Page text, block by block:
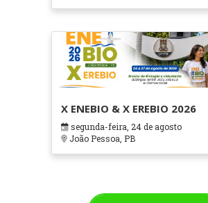
X ENEBIO & X EREBIO 2026
segunda-feira, 24 de agosto
João Pessoa, PB